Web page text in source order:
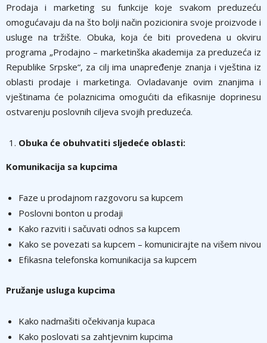
Prodaja i marketing su funkcije koje svakom preduzeću
omogućavaju da na što bolјi način pozicionira svoje proizvode i
usluge na tržište. Obuka, koja će biti provedena u okviru
programa „Prodajno – marketinška akademija za preduzeća iz
Republike Srpske“, za cilј ima unapređenje znanja i vještina iz
oblasti prodaje i marketinga. Ovladavanje ovim znanjima i
vještinama će polaznicima omogućiti da efikasnije doprinesu
ostvarenju poslovnih cilјeva svojih preduzeća.
Obuka će obuhvatiti slјedeće oblasti:
Komunikacija sa kupcima
Faze u prodajnom razgovoru sa kupcem
Poslovni bonton u prodaji
Kako razviti i sačuvati odnos sa kupcem
Kako se povezati sa kupcem – komunicirajte na višem nivou
Efikasna telefonska komunikacija sa kupcem
Pružanje usluga kupcima
Kako nadmašiti očekivanja kupaca
Kako poslovati sa zahtjevnim kupcima